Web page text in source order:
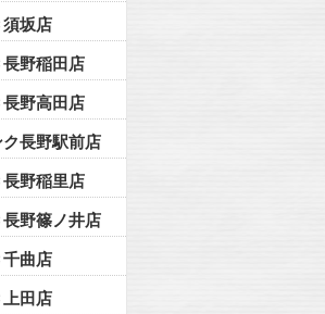
須坂店
野稲田店
野高田店
長野駅前店
野稲里店
野篠ノ井店
千曲店
上田店